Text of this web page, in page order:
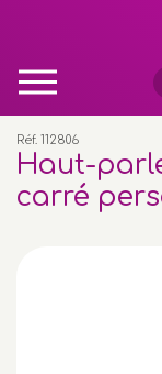
Réf. 112806
Haut-
carré